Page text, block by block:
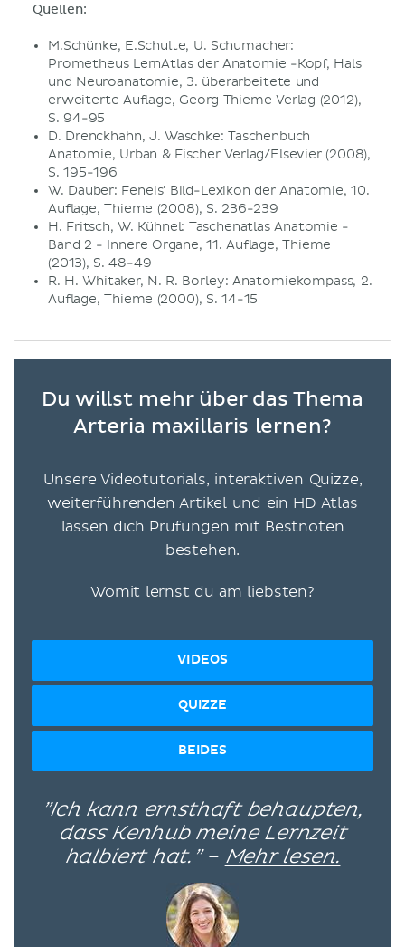
Quellen:
M.Schünke, E.Schulte, U. Schumacher:
Prometheus LernAtlas der Anatomie -Kopf, Hals
und Neuroanatomie, 3. überarbeitete und
erweiterte Auflage, Georg Thieme Verlag (2012),
S. 94-95
D. Drenckhahn, J. Waschke: Taschenbuch
Anatomie, Urban & Fischer Verlag/Elsevier (2008),
S. 195-196
W. Dauber: Feneis' Bild-Lexikon der Anatomie, 10.
Auflage, Thieme (2008), S. 236-239
H. Fritsch, W. Kühnel: Taschenatlas Anatomie -
Band 2 - Innere Organe, 11. Auflage, Thieme
(2013), S. 48-49
R. H. Whitaker, N. R. Borley: Anatomiekompass, 2.
Auflage, Thieme (2000), S. 14-15
Du willst mehr über das Thema
Arteria maxillaris lernen?
Unsere Videotutorials, interaktiven Quizze,
weiterführenden Artikel und ein HD Atlas
lassen dich Prüfungen mit Bestnoten
bestehen.
Womit lernst du am liebsten?
VIDEOS
QUIZZE
BEIDES
”Ich kann ernsthaft behaupten,
dass Kenhub meine Lernzeit
halbiert hat.” – Mehr lesen.